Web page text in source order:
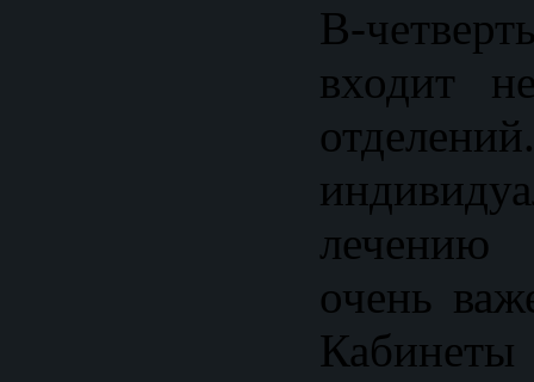
В-
входит
лечению
очень